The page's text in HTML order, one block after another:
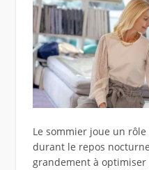
Le sommier joue un
durant le repos
grandement à